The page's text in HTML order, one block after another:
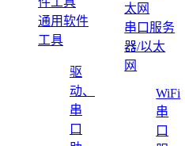
通用软件
工具
驱
动、
串
口
串口服务
器/以太
网
WiFi
串
口